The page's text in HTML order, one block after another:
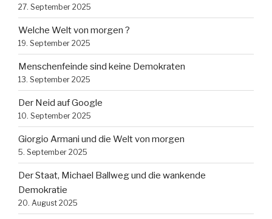
27. September 2025
Welche Welt von morgen ?
19. September 2025
Menschenfeinde sind keine Demokraten
13. September 2025
Der Neid auf Google
10. September 2025
Giorgio Armani und die Welt von morgen
5. September 2025
Der Staat, Michael Ballweg und die wankende
Demokratie
20. August 2025